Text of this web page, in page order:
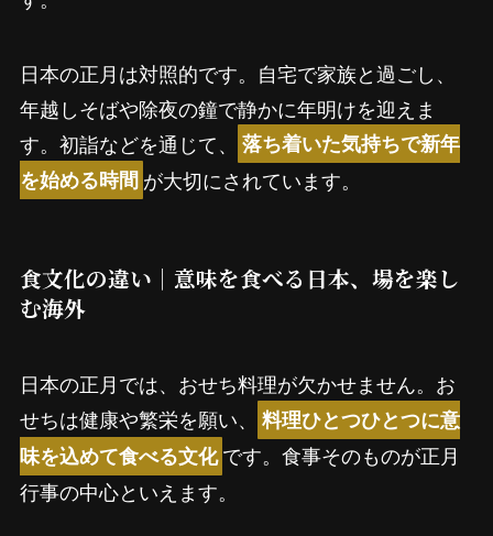
日本の正月は対照的です。自宅で家族と過ごし、
年越しそばや除夜の鐘で静かに年明けを迎えま
す。初詣などを通じて、
落ち着いた気持ちで新年
を始める時間が大切にされています。
食文化の違い｜意味を食べる日本、場を楽し
む海外
日本の正月では、おせち料理が欠かせません。お
せちは健康や繁栄を願い、
料理ひとつひとつに意
味を込めて食べる文化です。食事そのものが正月
行事の中心といえます。